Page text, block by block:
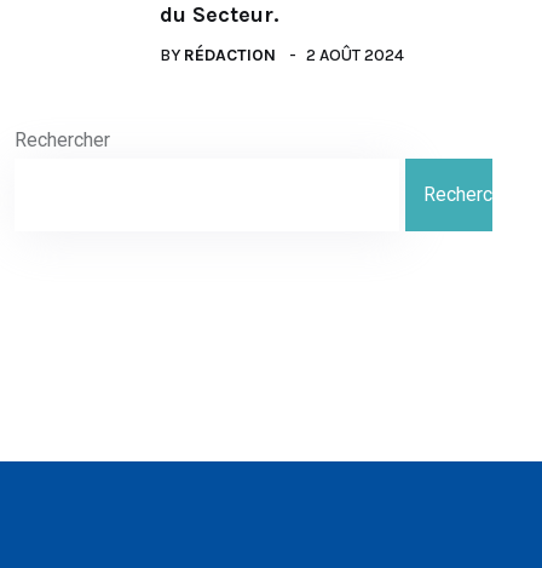
du Secteur.
BY RÉDACTION 2 AOÛT 2024
Rechercher
Rechercher